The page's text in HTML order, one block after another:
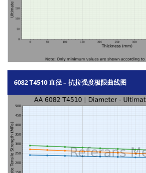
6082 T4510 直径 – 抗拉强度极限曲线图